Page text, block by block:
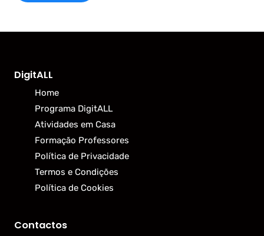
DigitALL
Home
Programa DigitALL
Atividades em Casa
Formação Professores
Política de Privacidade
Termos e Condições
Política de Cookies
Contactos